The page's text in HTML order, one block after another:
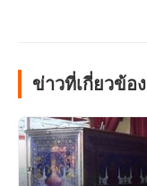
ข่าวที่เกี่ยวข้อง